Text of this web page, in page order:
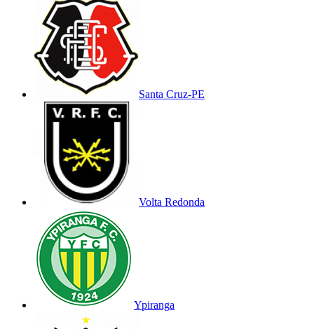
Santa Cruz-PE
Volta Redonda
Ypiranga